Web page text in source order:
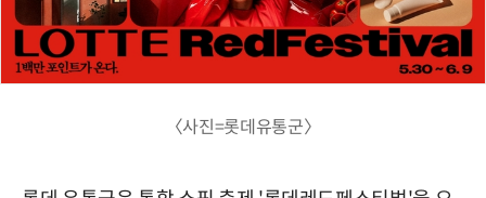
〈사진=롯데유통군〉